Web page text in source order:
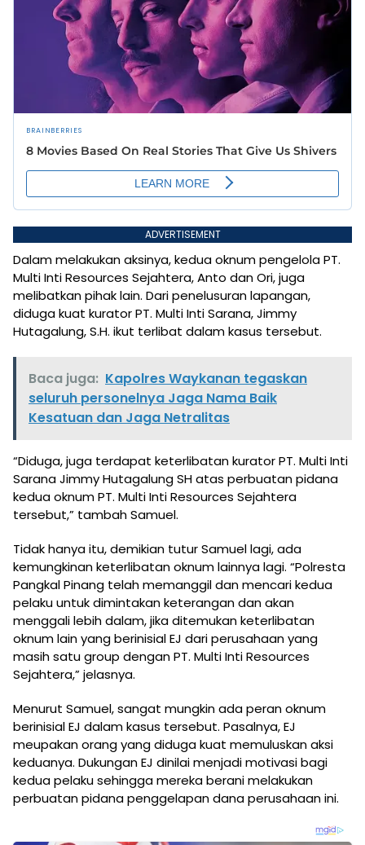
ADVERTISEMENT
Dalam melakukan aksinya, kedua oknum pengelola PT.
Multi Inti Resources Sejahtera, Anto dan Ori, juga
melibatkan pihak lain. Dari penelusuran lapangan,
diduga kuat kurator PT. Multi Inti Sarana, Jimmy
Hutagalung, S.H. ikut terlibat dalam kasus tersebut.
Baca juga: Kapolres Waykanan tegaskan
seluruh personelnya Jaga Nama Baik
Kesatuan dan Jaga Netralitas
“Diduga, juga terdapat keterlibatan kurator PT. Multi Inti
Sarana Jimmy Hutagalung SH atas perbuatan pidana
kedua oknum PT. Multi Inti Resources Sejahtera
tersebut,” tambah Samuel.
Tidak hanya itu, demikian tutur Samuel lagi, ada
kemungkinan keterlibatan oknum lainnya lagi. “Polresta
Pangkal Pinang telah memanggil dan mencari kedua
pelaku untuk dimintakan keterangan dan akan
menggali lebih dalam, jika ditemukan keterlibatan
oknum lain yang berinisial EJ dari perusahaan yang
masih satu group dengan PT. Multi Inti Resources
Sejahtera,” jelasnya.
Menurut Samuel, sangat mungkin ada peran oknum
berinisial EJ dalam kasus tersebut. Pasalnya, EJ
meupakan orang yang diduga kuat memuluskan aksi
keduanya. Dukungan EJ dinilai menjadi motivasi bagi
kedua pelaku sehingga mereka berani melakukan
perbuatan pidana penggelapan dana perusahaan ini.